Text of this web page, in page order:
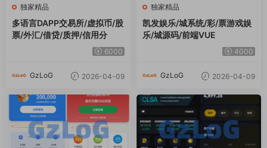
独家精品
多语言DAPP交易所/虚拟币/股
票/外汇/借贷/质押/信用分
6000
GzLoG 2026-04-09
独家精品
凯发娱乐/城系统/彩/票游戏娱
乐/城源码/前端VUE
4000
GzLoG 2026-04-09